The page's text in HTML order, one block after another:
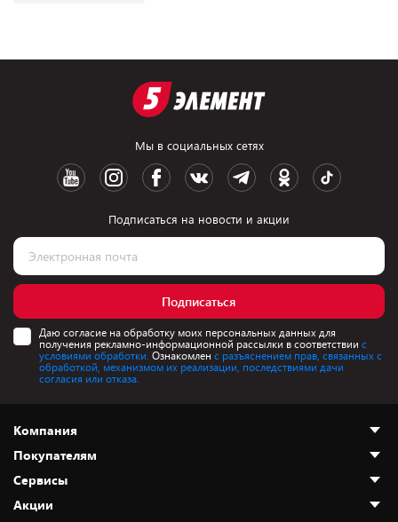
Мы в социальных сетях
Подписаться на новости и акции
Подписаться
Даю согласие на обработку моих персональных данных для
получения рекламно-информационной рассылки в соответствии с
условиями обработки. Ознакомлен с разъяснением прав, связанных с
обработкой, механизмом их реализации, последствиями дачи
согласия или отказа.
Компания
О нас
Адреса магазинов
Новости
Покупателям
Как сделать заказ
Оплата и доставка
Сервисы
Акции